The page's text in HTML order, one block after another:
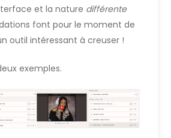
et la nature différente
font pour le moment de
outil intéressant à creuser !
exemples.